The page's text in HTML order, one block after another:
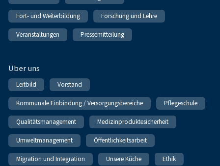
Fort- und Weiterbildung Forschung und Lehre
Veranstaltungen Pressemitteilung
Über uns
Leitbild Vorstand
Kommunale Einbindung / Versorgungsbereiche Pflegeschule
Qualitätsmanagement Medizinproduktesicherheit
Umweltmanagement Öffentlichkeitsarbeit
Migration und Integration Unsere Küche Ethik